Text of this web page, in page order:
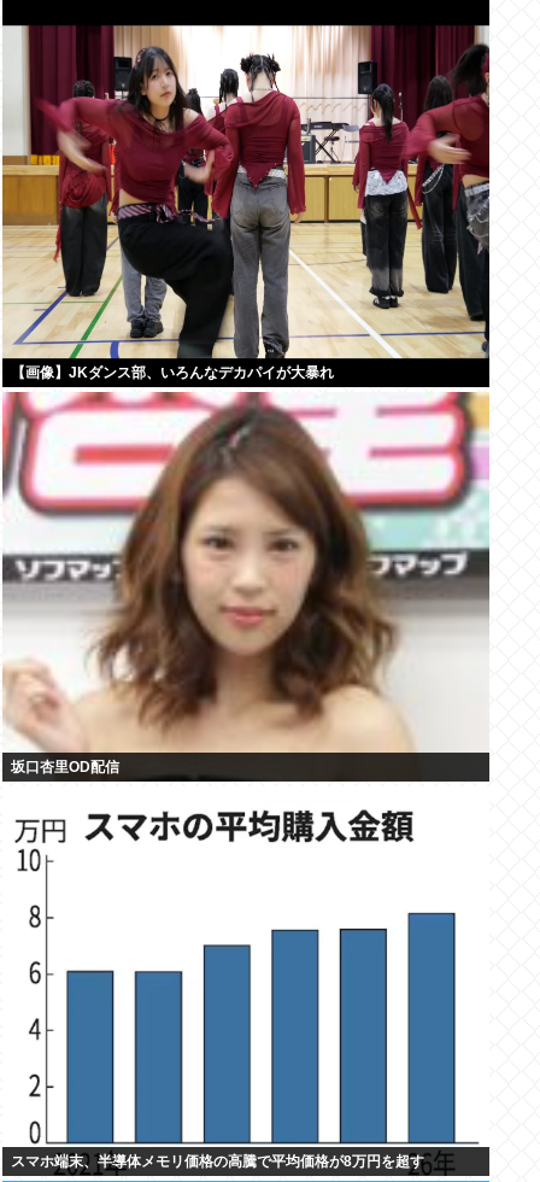
【画像】JKダンス部、いろんなデカパイが大暴れ
坂口杏里OD配信
スマホ端末、半導体メモリ価格の高騰で平均価格が8万円を超す